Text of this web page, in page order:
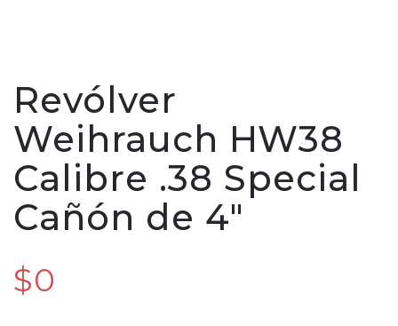
Revólver
Weihrauch HW38
Calibre .38 Special
Cañón de 4"
$0